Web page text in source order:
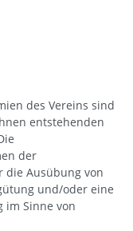
des Vereins sind
entstehenden
der
die Ausübung von
und/oder eine
im Sinne von